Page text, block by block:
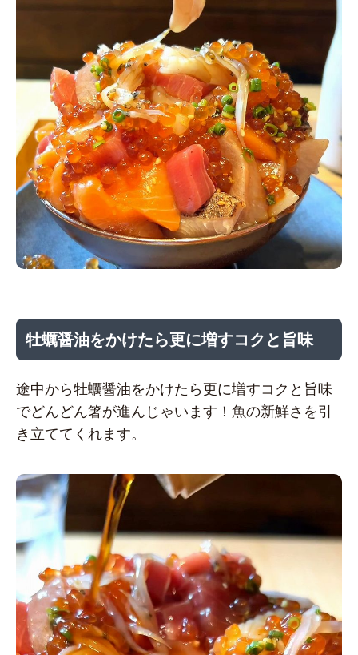
牡蠣醤油をかけたら更に増すコクと旨味
途中から牡蠣醤油をかけたら更に増すコクと旨味
でどんどん箸が進んじゃいます！魚の新鮮さを引
き立ててくれます。